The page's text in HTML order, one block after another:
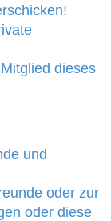
dieses
und
oder zur
oder diese